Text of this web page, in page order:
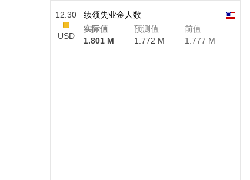
12:30
USD
续领失业金人数
实际值
1.801 M
预测值
1.772 M
前值
1.777 M